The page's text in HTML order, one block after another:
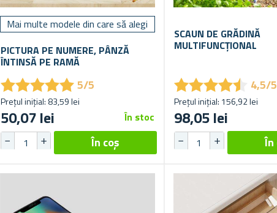
Mai multe modele din care să alegi
PICTURA PE NUMERE, PÂNZĂ
ÎNTINSĂ PE RAMĂ
★★★★★
★★★★★5/5
Prețul inițial: 83,59 lei
50,07 lei În stoc
SCAUN DE GRĂDINĂ
MULTIFUNCȚIONAL
★★★★★
★★★★★ 4,5/5
Prețul inițial: 156,92 lei
98,05 lei